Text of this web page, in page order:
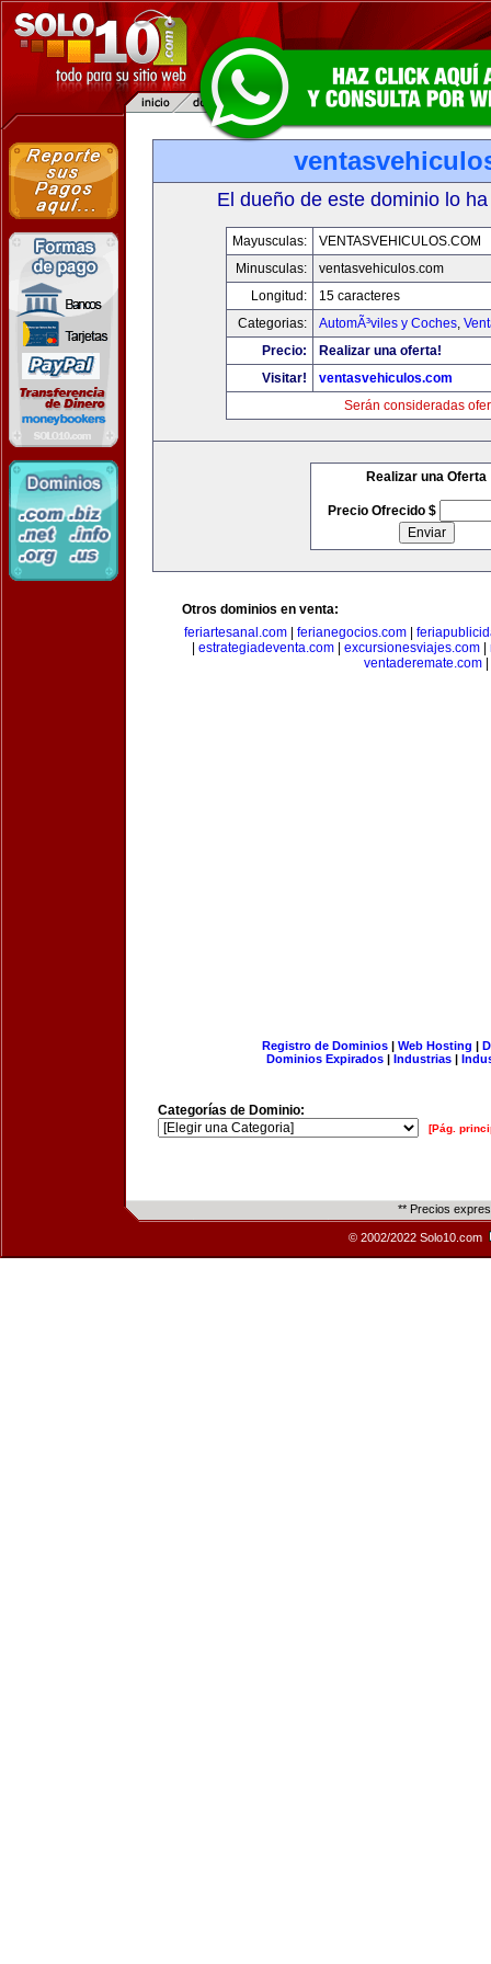
El dueño de este dominio lo
Mayusculas:
VENTASVEHICULOS.COM
Minusculas:
ventasvehiculos.com
Longitud:
15 caracteres
Categorias:
AutomÃ³viles y Coches,
Precio:
Realizar una oferta!
Visitar!
ventasvehiculos.com
Serán consideradas
Realizar una Oferta
Precio Ofrecido $
Otros dominios en venta:
feriartesanal.com
ferianegocios.com
estrategiadeventa.com| excursionesviajes.com|
ventaderemate.com
Registro de Dominios| Web Hosting |
Dominios Expirados | Industrias |
Categorías de Dominio:
[Pág.
** Precios
© 2002/2022 Solo10.com